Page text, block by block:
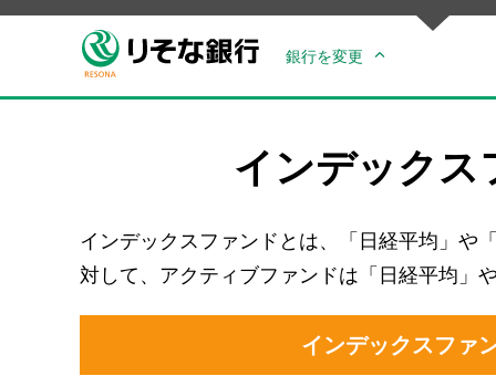
銀行を変更
インデックス
インデックスファンドとは、「日経平均」や
対して、アクティブファンドは「日経平均」
インデックスファ